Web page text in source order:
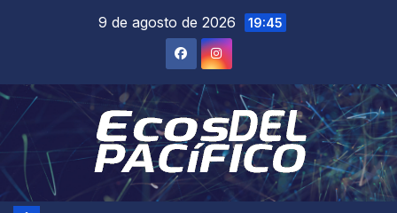
9 de agosto de 2026 19:45